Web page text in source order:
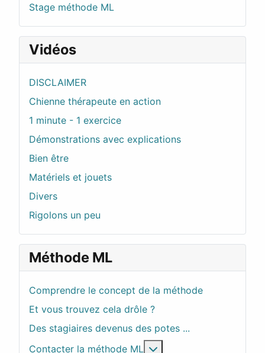
Stage méthode ML
Vidéos
DISCLAIMER
Chienne thérapeute en action
1 minute - 1 exercice
Démonstrations avec explications
Bien être
Matériels et jouets
Divers
Rigolons un peu
Méthode ML
Comprendre le concept de la méthode
Et vous trouvez cela drôle ?
Des stagiaires devenus des potes ...
Contacter la méthode ML